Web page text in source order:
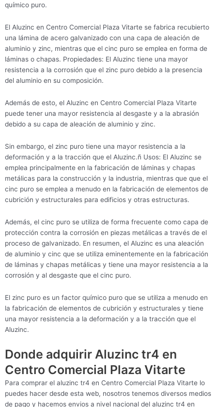
químico puro.
El Aluzinc en Centro Comercial Plaza Vitarte se fabrica recubierto
una lámina de acero galvanizado con una capa de aleación de
aluminio y zinc, mientras que el cinc puro se emplea en forma de
láminas o chapas. Propiedades: El Aluzinc tiene una mayor
resistencia a la corrosión que el zinc puro debido a la presencia
del aluminio en su composición.
Además de esto, el Aluzinc en Centro Comercial Plaza Vitarte
puede tener una mayor resistencia al desgaste y a la abrasión
debido a su capa de aleación de aluminio y zinc.
Sin embargo, el zinc puro tiene una mayor resistencia a la
deformación y a la tracción que el Aluzinc.ñ Usos: El Aluzinc se
emplea principalmente en la fabricación de láminas y chapas
metálicas para la construcción y la industria, mientras que que el
cinc puro se emplea a menudo en la fabricación de elementos de
cubrición y estructurales para edificios y otras estructuras.
Además, el cinc puro se utiliza de forma frecuente como capa de
protección contra la corrosión en piezas metálicas a través de el
proceso de galvanizado. En resumen, el Aluzinc es una aleación
de aluminio y cinc que se utiliza eminentemente en la fabricación
de láminas y chapas metálicas y tiene una mayor resistencia a la
corrosión y al desgaste que el cinc puro.
El zinc puro es un factor químico puro que se utiliza a menudo en
la fabricación de elementos de cubrición y estructurales y tiene
una mayor resistencia a la deformación y a la tracción que el
Aluzinc.
Donde adquirir Aluzinc tr4 en
Centro Comercial Plaza Vitarte
Para comprar el aluzinc tr4 en Centro Comercial Plaza Vitarte lo
puedes hacer desde esta web, nosotros tenemos diversos medios
de pago y hacemos envios a nivel nacional del aluzinc tr4 en